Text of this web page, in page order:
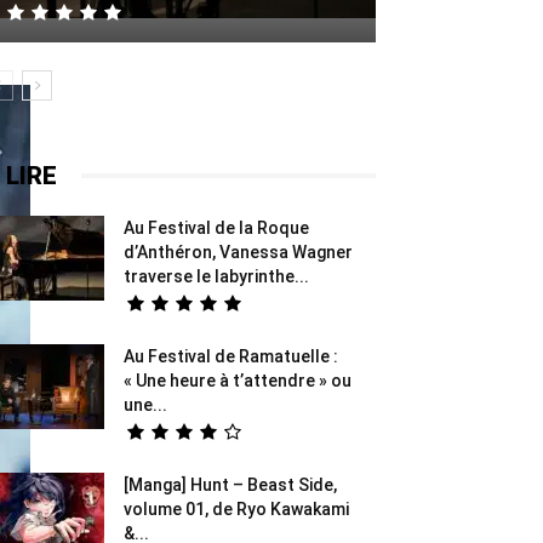
Au Festival de la Roque
d’Anthéron, Vanessa Wagner
traverse le labyrinthe...
Au Festival de Ramatuelle :
« Une heure à t’attendre » ou
une...
[Manga] Hunt – Beast Side,
volume 01, de Ryo Kawakami
&...